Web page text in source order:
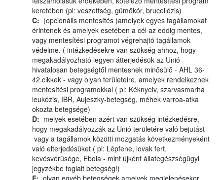
keretében (pl: veszettség, gümőkór, brucellózis)
C: (opcionális mentesítés )amelyek egyes tagállamokat
érintenek és amelyek esetében a cél az eddig mentes,
vagy mentesítési programot végrehajtó tagállamok
védelme. ( intézkedésekre van szükség ahhoz, hogy
megakadályozható legyen átterjedésük az Unió
hivatalosan betegségtől mentesnek minősülő - AHL 36-
42.cikkek - vagy olyan területeire, amelyek rendelkeznek
mentesítési programokkal ( pl: Kéknyelv, szarvasmarha
leukózis, IBR, Aujeszky-betegség, méhek varroa-atka
okozta betegsége)
D: melyek esetében azért van szükség intézkedésre,
hogy megakadályozzák az Unió területére való bejutást
vagy a tagállamok közötti mozgatás következményeként
való elterjedésüket ( pl: Lépfene, lovak fert.
kevésvérűsége, Ebola - mint újként állategészségügyi
jegyzékbe foglalt betegség!)